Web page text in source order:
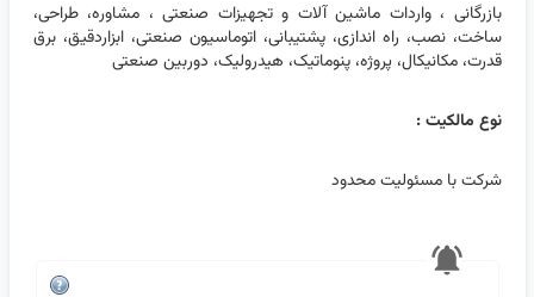
بازرگانی ، واردات ماشین آلات و تجهیزات صنعتی ، مشاوره، طراحی،
ساخت، نصب، راه اندازی، پشتیبانی، اتوماسیون صنعتی، ابزاردقیق، برق
قدرت، مکانیکال، پروژه، پنوماتیک، هیدرولیک، دوربین صنعتی
نوع مالکیت :
شرکت با مسئولیت محدود